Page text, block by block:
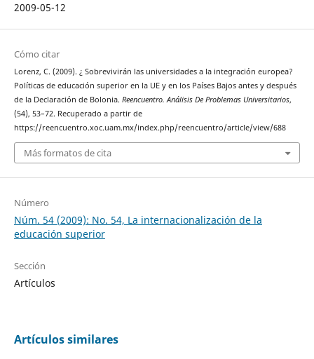
2009-05-12
Cómo citar
Lorenz, C. (2009). ¿ Sobrevivirán las universidades a la integración europea?
Políticas de educación superior en la UE y en los Países Bajos antes y después
de la Declaración de Bolonia. Reencuentro. Análisis De Problemas Universitarios,
(54), 53–72. Recuperado a partir de
https://reencuentro.xoc.uam.mx/index.php/reencuentro/article/view/688
Más formatos de cita
Número
Núm. 54 (2009): No. 54, La internacionalización de la
educación superior
Sección
Artículos
Artículos similares